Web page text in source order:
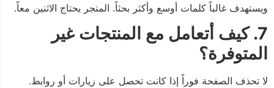
ويستهدف غالباً كلمات أوسع وأكثر بحثاً. المتجر يحتاج الاثنين معاً.
7. كيف أتعامل مع المنتجات غير
المتوفرة؟
لا تحذف الصفحة فوراً إذا كانت تحصل على زيارات أو روابط.